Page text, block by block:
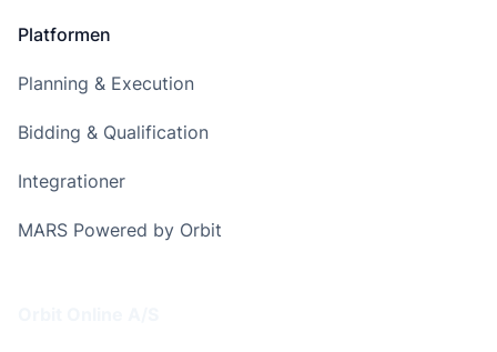
Platformen
Planning & Execution
Bidding & Qualification
Integrationer
MARS Powered by Orbit